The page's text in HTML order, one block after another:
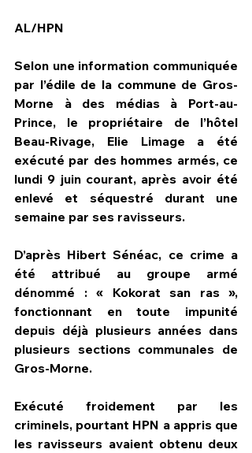
AL/HPN
Selon une information communiquée
par l’édile de la commune de Gros-
Morne à des médias à Port-au-
Prince, le propriétaire de l’hôtel
Beau-Rivage, Elie Limage a été
exécuté par des hommes armés, ce
lundi 9 juin courant, après avoir été
enlevé et séquestré durant une
semaine par ses ravisseurs.
D’après Hibert Sénéac, ce crime a
été attribué au groupe armé
dénommé : « Kokorat san ras »,
fonctionnant en toute impunité
depuis déjà plusieurs années dans
plusieurs sections communales de
Gros-Morne.
Exécuté froidement par les
criminels, pourtant HPN a appris que
les ravisseurs avaient obtenu deux